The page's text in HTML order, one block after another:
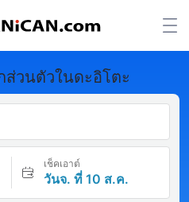
ส่วนตัวในดะอิโตะ
เช็คเอาต์
วันจ. ที่ 10 ส.ค.